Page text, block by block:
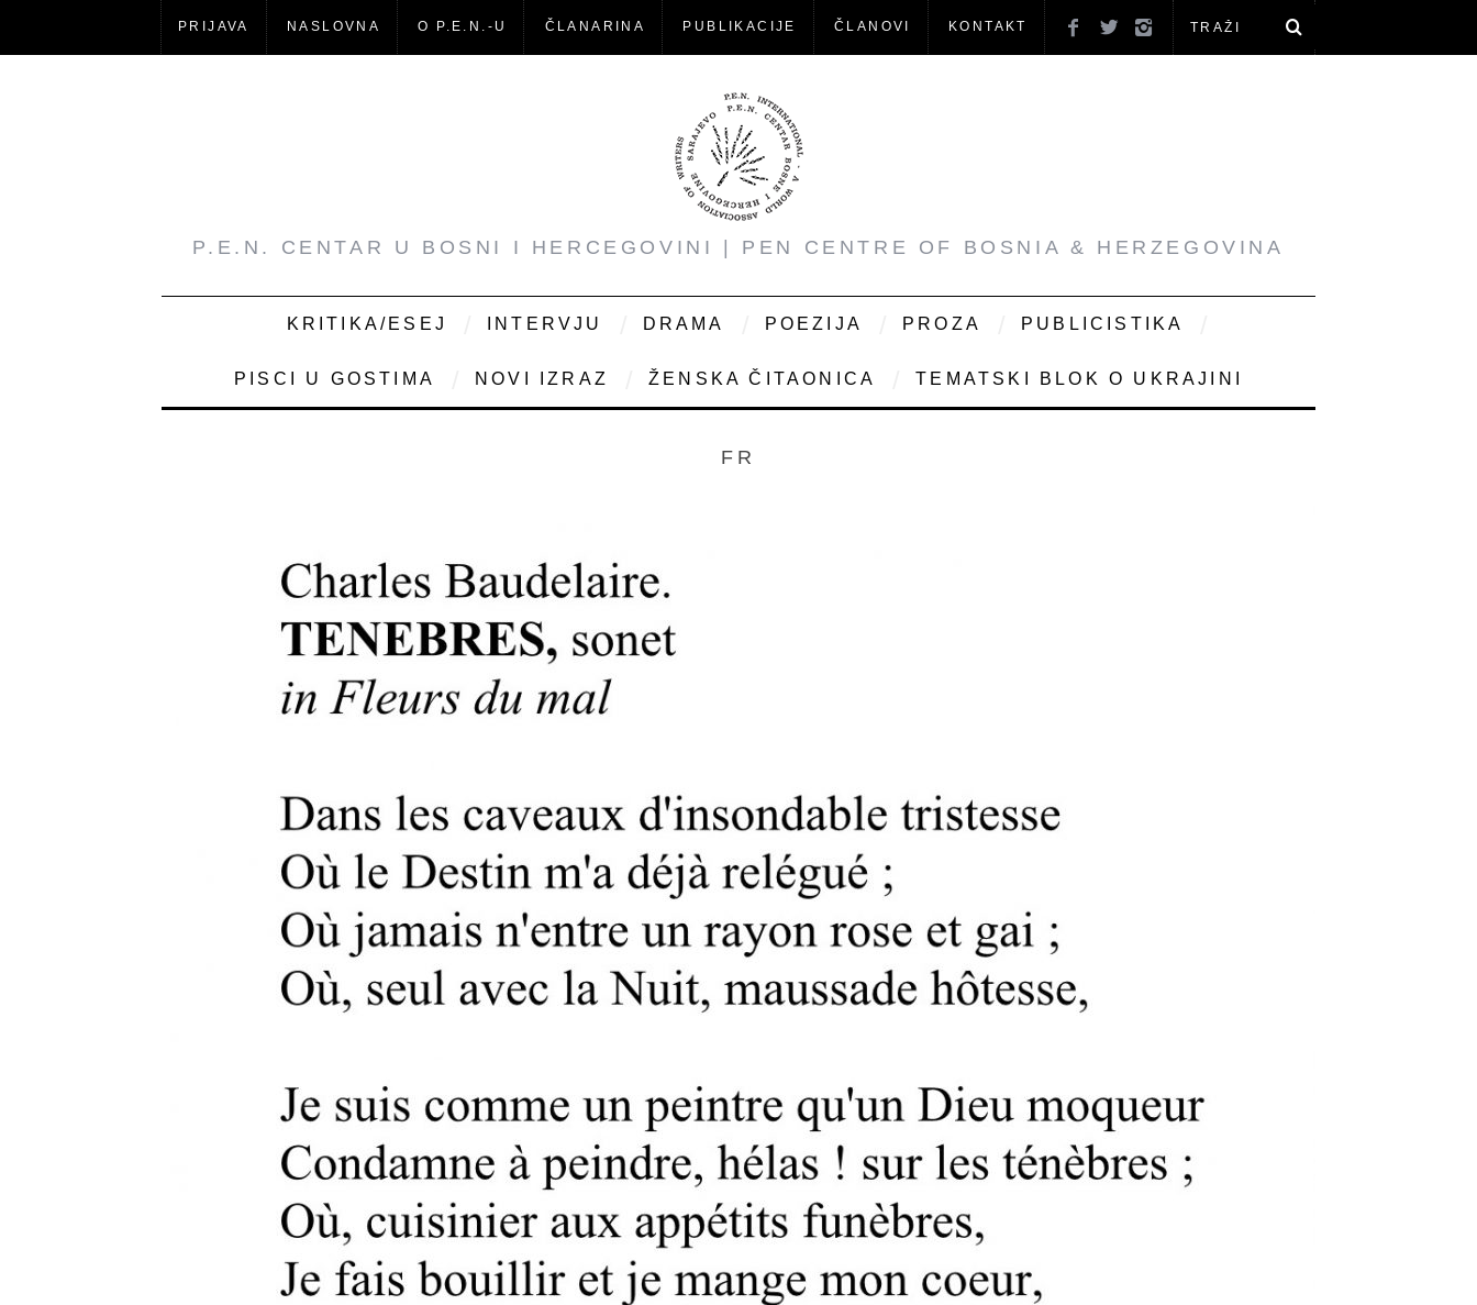
PRIJAVA NASLOVNA O P.E.N.-U ČLANARINA PUBLIKACIJE ČLANOVI KONTAKT
P.E.N. CENTAR U BOSNI I HERCEGOVINI | PEN CENTRE OF BOSNIA & HERZEGOVINA
KRITIKA/ESEJ INTERVJU DRAMA POEZIJA PROZA PUBLICISTIKA
PISCI U GOSTIMA NOVI IZRAZ ŽENSKA ČITAONICA TEMATSKI BLOK O UKRAJINI
FR